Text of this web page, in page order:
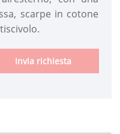
scarpe in cotone
Invia richiesta